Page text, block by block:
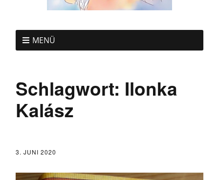
MENÜ
Schlagwort: Ilonka
Kalász
3. JUNI 2020